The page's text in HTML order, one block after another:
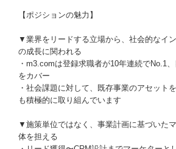
【ポジションの魅力】
▼業界をリードする立場から、社会的なイ
の成長に関われる
・m3.comは登録求職者が10年連続でNo.1
をカバー
・社会課題に対して、既存事業のアセット
も積極的に取り組んでいます
▼施策単位ではなく、事業計画に基づいた
体を担える